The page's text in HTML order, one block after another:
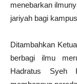
menebarkan
jariyah bagi kampus
Ditambahkan
berbagi ilmu
Hadratus Syeh